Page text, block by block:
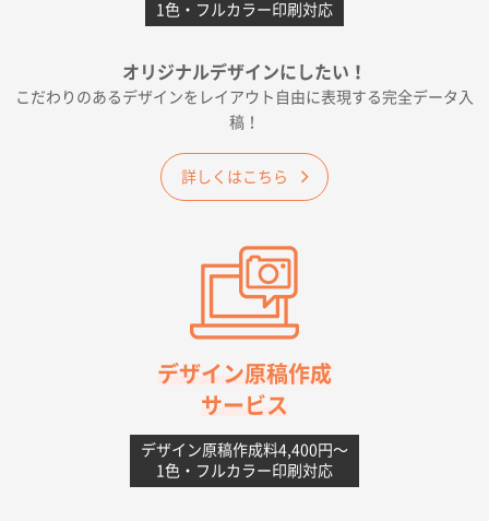
千葉県A社様
2026年06月19日 09:41
価格 大丈夫そうな会社に見えた
大阪府のお客様
A4フルカラークリアファイル1000枚
【ポリ】特別ご注文ページ1000枚
2026年06月08日 17:38
対応の速さ、丁寧さ、提案など
不織布フラットバッグ（A4縦サイズ）1000枚
2026年05月25日 15:10
1色・フルカラー印刷対応
オリジナルデザインにしたい！
こだわりのあるデザインをレイアウト自由に表現する完全データ入
稿！
詳しくはこちら
デザイン原稿作成
サービス
デザイン原稿作成料4,400円〜
1色・フルカラー印刷対応